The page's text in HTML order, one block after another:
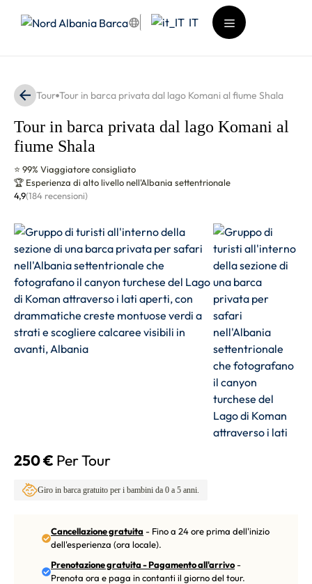
IT
Menu
Tour Tour in barca privata dal lago Komani al fiume Shala
Tour in barca privata dal lago Komani al
fiume Shala
⭐ 99% Viaggiatore consigliato
🏆 Esperienza di alto livello nell'Albania settentrionale
4,9(184 recensioni)
250 € Per Tour
Giro in barca gratuito per i bambini da 0 a 5 anni.
Cancellazione gratuita - Fino a 24 ore prima dell'inizio
dell'esperienza (ora locale).
Prenotazione gratuita - Pagamento all'arrivo-
Prenota ora e paga in contanti il giorno del tour.